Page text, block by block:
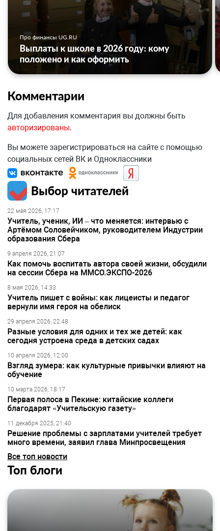
Про финансы UG.RU
Выплаты к школе в 2026 году: кому
положено и как оформить
Комментарии
Для добавления комментария вы должны быть
авторизированы.
Вы можете зарегистрироваться на сайте с помощью
социальных сетей ВК и Одноклассники
Выбор читателей
22 мая 2026, 17:17
Учитель, ученик, ИИ – что меняется: интервью с
Артёмом Соловейчиком, руководителем Индустрии
образования Сбера
9 апреля 2026, 21:07
Как помочь воспитать автора своей жизни, обсудили
на сессии Сбера на ММСО.ЭКСПО-2026
8 мая 2026, 14:33
Учитель пишет с войны: как лицеисты и педагог
вернули имя героя на обелиск
29 апреля 2026, 22:48
Разные условия для одних и тех же детей: как
сегодня устроена среда в детских садах
10 апреля 2026, 12:00
Взгляд зумера: как культурные привычки влияют на
обучение
10 марта 2026, 18:17
Первая полоса в Пекине: китайские коллеги
благодарят «Учительскую газету»
11 декабря 2025, 21:40
Решение проблемы с зарплатами учителей требует
много времени, заявил глава Минпросвещения
Все топ новости
Топ блоги